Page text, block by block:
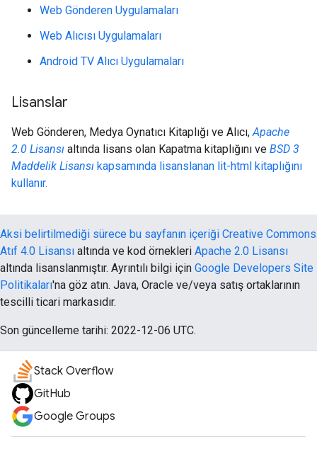
Web Gönderen Uygulamaları
Web Alıcısı Uygulamaları
Android TV Alıcı Uygulamaları
Lisanslar
Web Gönderen, Medya Oynatıcı Kitaplığı ve Alıcı,Apache
2.0 Lisansı altında lisans olan Kapatma kitaplığını ve BSD 3
Maddelik Lisansı kapsamında lisanslanan lit-html kitaplığını
kullanır.
Aksi belirtilmediği sürece bu sayfanın içeriği Creative Commons
Atıf 4.0 Lisansı altında ve kod örnekleri Apache 2.0 Lisansı
altında lisanslanmıştır. Ayrıntılı bilgi için Google Developers Site
Politikaları'na göz atın. Java, Oracle ve/veya satış ortaklarının
tescilli ticari markasıdır.
Son güncelleme tarihi: 2022-12-06 UTC.
Stack Overflow
GitHub
Google Groups